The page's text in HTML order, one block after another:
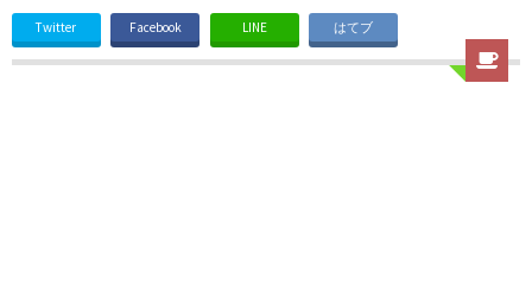
Twitter Facebook LINE はてブ